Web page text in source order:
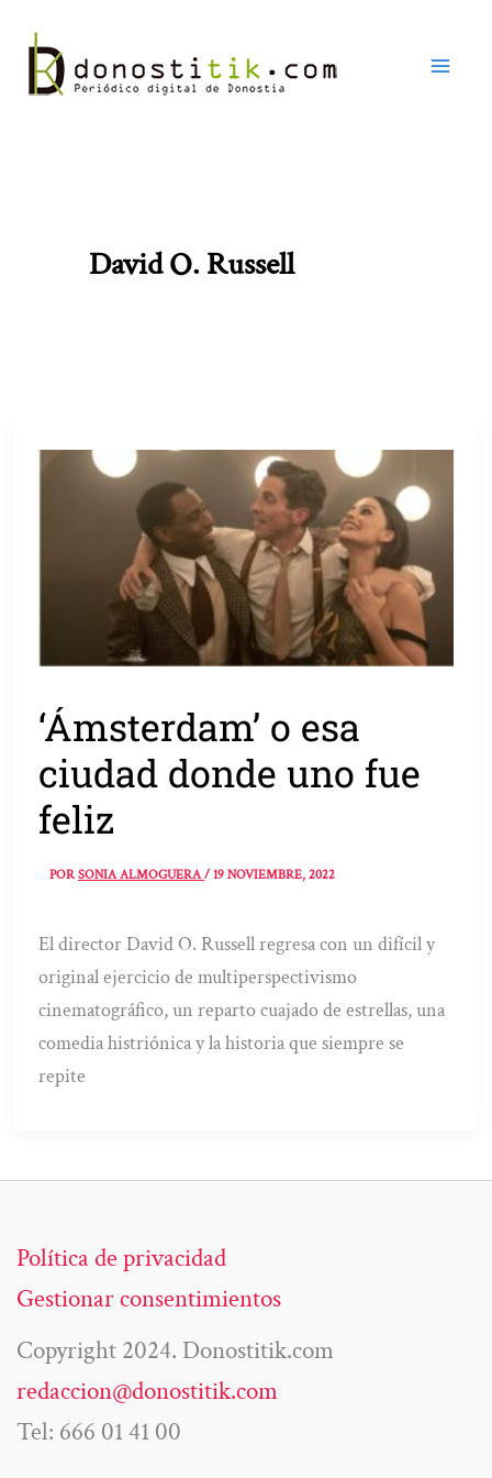
contenido
David O. Russell
‘Ámsterdam’ o esa
ciudad donde uno fue
feliz
PORSONIA ALMOGUERA/19 NOVIEMBRE, 2022
El director David O. Russell regresa con un difícil y
original ejercicio de multiperspectivismo
cinematográfico, un reparto cuajado de estrellas, una
comedia histriónica y la historia que siempre se
repite
Política de privacidad
Gestionar consentimientos
Copyright 2024. Donostitik.com
redaccion@donostitik.com
Tel: 666 01 41 00